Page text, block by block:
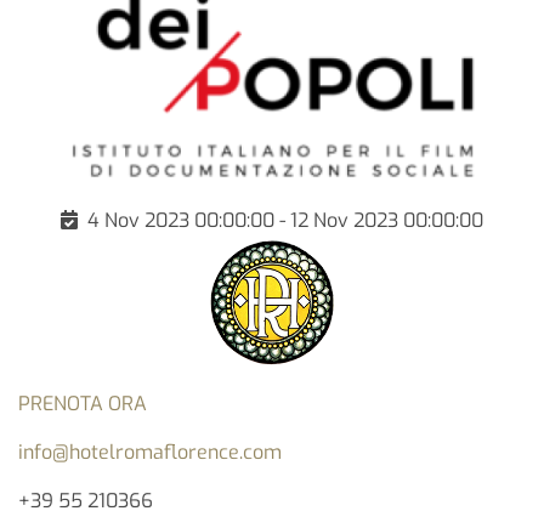
4 Nov 2023 00:00:00 - 12 Nov 2023 00:00:00
PRENOTA ORA
info@hotelromaflorence.com
+39 55 210366